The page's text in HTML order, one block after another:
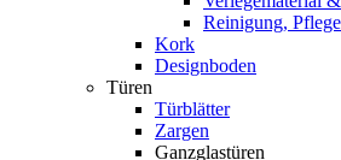
Reinigung,
Kork
Designboden
Türen
Türblätter
Zargen
Ganzglastüren